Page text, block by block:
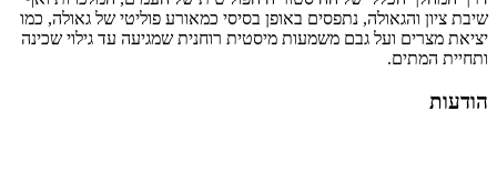
שיבת ציון והגאולה, נתפסים באופן בסיסי כמאורע פוליטי של גאולה, כמו
יציאת מצרים ועל גבם משמעות מיסטית רוחנית שמגיעה עד גילוי שכינה
ותחיית המתים.
הודעות